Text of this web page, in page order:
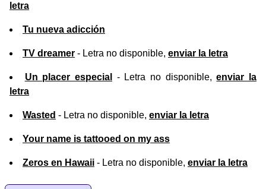
letra
Tu nueva adicción
TV dreamer - Letra no disponible, enviar la letra
Un placer especial - Letra no disponible,enviar la
letra
Wasted - Letra no disponible, enviar la letra
Your name is tattooed on my ass
Zeros en Hawaii - Letra no disponible, enviar la letra